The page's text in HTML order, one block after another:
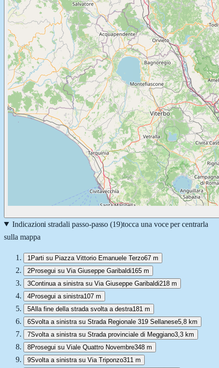
Indicazioni stradali passo-passo (19)tocca una voce per centrarla
sulla mappa
1 Parti su Piazza Vittorio Emanuele Terzo67 m
2Prosegui su Via Giuseppe Garibaldi165 m
3Continua a sinistra su Via Giuseppe Garibaldi218 m
4Prosegui a sinistra107 m
5Alla fine della strada svolta a destra181 m
6Svolta a sinistra su Strada Regionale 319 Sellanese5,8 km
7Svolta a sinistra su Strada provinciale di Meggiano3,3 km
8Prosegui su Viale Quattro Novembre348 m
9Svolta a sinistra su Via Triponzo311 m